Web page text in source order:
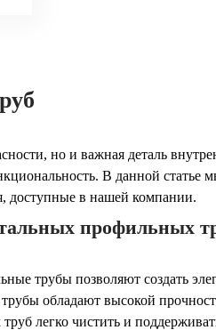
но и важная деталь
В данной
доступные в нашей компании.
профильных
трубы позволяют создать
обладают высокой
легко чистить и